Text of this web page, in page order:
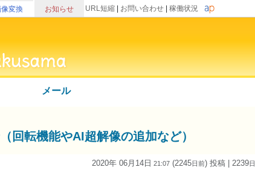
変換 お知らせ URL短縮 お問い合わせ 稼働状況
メール
回転機能やAI超解像の追加など）
2020年 06月14日 21:07 (2245日前) 投稿 | 2239日